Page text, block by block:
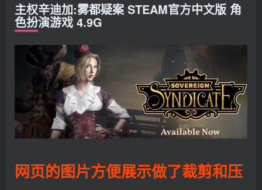
主权辛迪加:雾都疑案 STEAM官方中文版 角
色扮演游戏 4.9G
网页的图片方便展示做了裁剪和压